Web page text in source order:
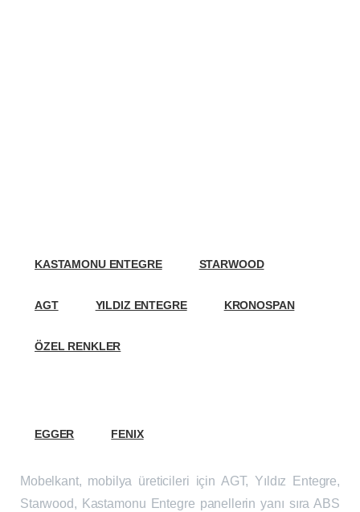
KASTAMONU ENTEGRE STARWOOD
AGT YILDIZ ENTEGRE KRONOSPAN
ÖZEL RENKLER
EGGER FENIX
Mobelkant, mobilya üreticileri için AGT, Yıldız Entegre,
Starwood, Kastamonu Entegre panellerin yanı sıra ABS